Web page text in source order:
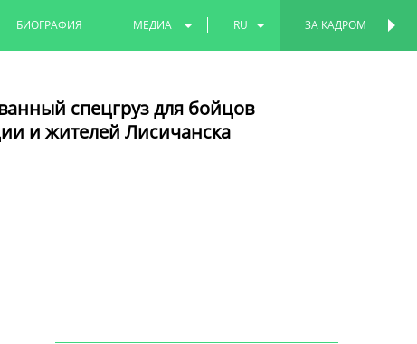
ЗА КАДРОМ
БИОГРАФИЯ МЕДИА
ВИДЕО
RU
спецгруз для бойцов
и жителей Лисичанска